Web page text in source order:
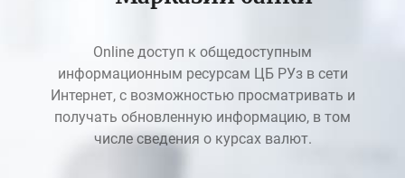
Online доступ к общедоступным
информационным ресурсам ЦБ РУз в сети
Интернет, с возможностью просматривать и
получать обновленную информацию, в том
числе сведения о курсах валют.